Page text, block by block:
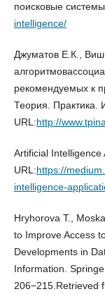
поисковые
intelligence/
Джуматов Е.К.,
рекомендуемых к
Теория.
URL:http://
Artificial Intelligence
URL:https://
intelligence-
Hryhorova T.,
to Improve Access
Developments in
Information.
206−215.Retrieved